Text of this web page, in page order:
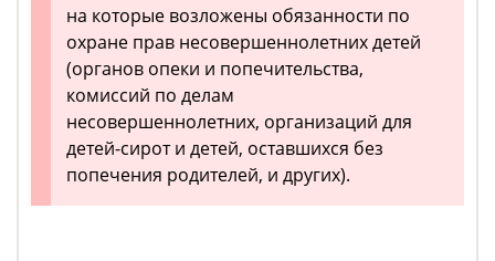
на которые возложены обязанности по
охране прав несовершеннолетних детей
(органов опеки и попечительства,
комиссий по делам
несовершеннолетних, организаций для
детей-сирот и детей, оставшихся без
попечения родителей, и других).